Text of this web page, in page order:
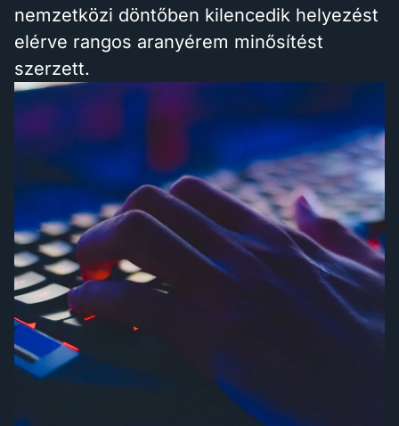
nemzetközi döntőben kilencedik helyezést
elérve rangos aranyérem minősítést
szerzett.